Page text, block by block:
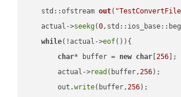
std::ofstream out(
    actual->
seekg(0
while(!actual->eof()){
char* buffer = new char [256 ];
        actual->
read (buffer,256);
        out.
write(buffer,256);